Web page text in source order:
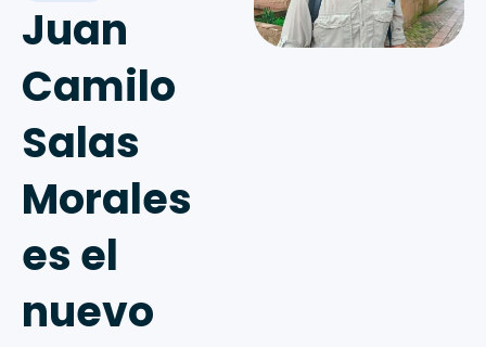
Juan
Camilo
Salas
Morales
es el
nuevo